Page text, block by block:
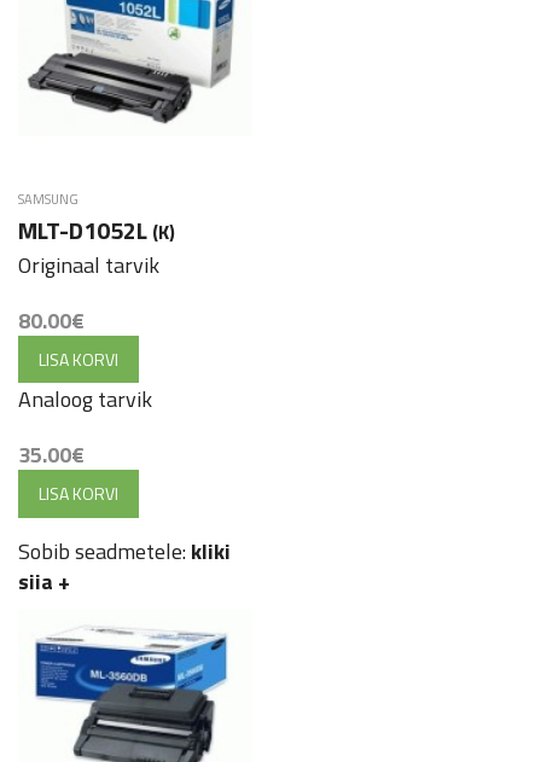
SAMSUNG
MLT-D1052L (K)
Originaal tarvik
80.00€
LISA KORVI
Analoog tarvik
35.00€
LISA KORVI
Sobib seadmetele:kliki
siia +